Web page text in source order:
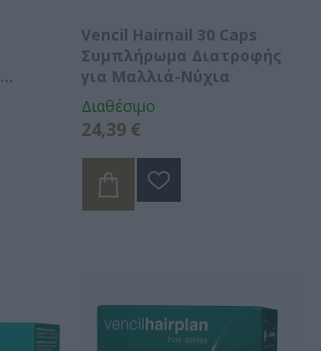
Vencil Hairnail 30 Caps
Συμπλήρωμα Διατροφής
για Μαλλιά-Νύχια
Διαθέσιμο
24,39 €